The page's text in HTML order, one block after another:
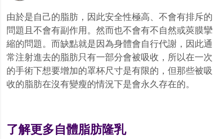
由於是自己的脂肪，因此安全性極高、不會有排斥的
問題且不會有副作用。然而也不會有不自然或莢膜攣
縮的問題。而缺點就是因為身體會自行代謝，因此通
常注射進去的脂肪只有一部分會被吸收，所以在一次
的手術下想要增加的罩杯尺寸是有限的，但那些被吸
收的脂肪在沒有變瘦的情況下是會永久存在的。
了解更多自體脂肪隆乳